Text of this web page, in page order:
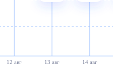
12 авг 13 авг 14 авг